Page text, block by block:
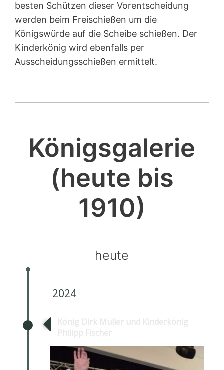
besten Schützen dieser Vorentscheidung
werden beim Freischießen um die
Königswürde auf die Scheibe schießen. Der
Kinderkönig wird ebenfalls per
Ausscheidungsschießen ermittelt.
Königsgalerie
(heute bis
1910)
heute
2024